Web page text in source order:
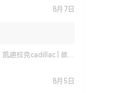
8月7日
厂技术通报 ATS CT6 CTS SRX XT4 XT5 XT6 XTS (关注更新)（240份）
8月5日